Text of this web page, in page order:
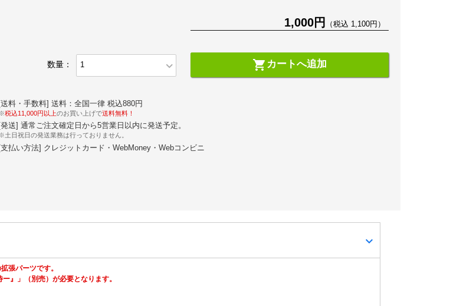
1,000円 （税込 1,100円）
数量： expand_more shopping_cart カートへ追加
[送料・手数料] 送料：全国一律 税込880円
税込11,000円以上のお買い上げで送料無料！
[発送] 通常ご注文確定日から5営業日以内に発送予定。
土日祝日の発送業務は行っておりません。
[支払い方法] クレジットカード・WebMoney・Webコンビニ
expand_more
張パーツです。
』」（別売）が必要となります。